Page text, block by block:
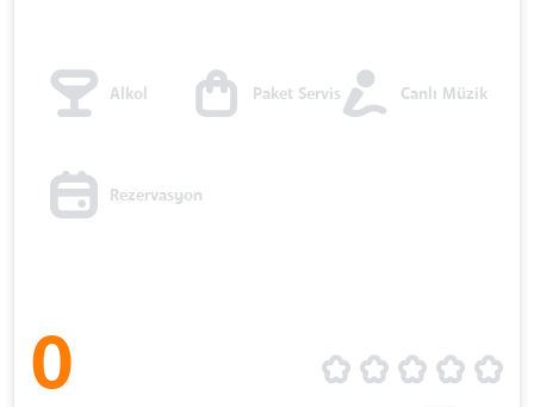
Alkol Paket Servis Canlı Müzik
Rezervasyon
0